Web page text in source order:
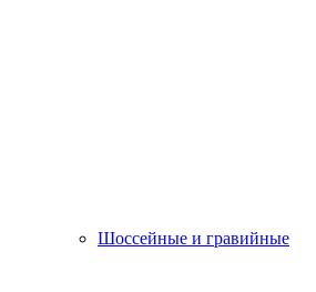
Шоссейные и гравийные